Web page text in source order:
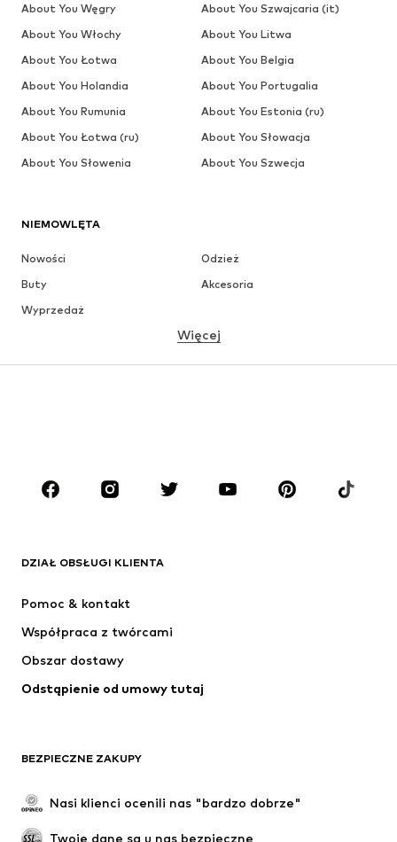
NIEMOWLĘTA
Nowości
Odzież
Buty
Akcesoria
Wyprzedaż
MARKI
Next
Jordan
Więcej
DZIAŁ OBSŁUGI KLIENTA
Pomoc & kontakt
Współpraca z twórcami
Obszar dostawy
Odstąpienie od umowy tutaj
BEZPIECZNE ZAKUPY
Nasi klienci ocenili nas "bardzo dobrze"
Twoje dane są u nas bezpieczne
About You Węgry
About You Szwajcaria (it)
About You Włochy
About You Litwa
About You Łotwa
About You Belgia
About You Holandia
About You Portugalia
About You Rumunia
About You Estonia (ru)
About You Łotwa (ru)
About You Słowacja
About You Słowenia
About You Szwecja